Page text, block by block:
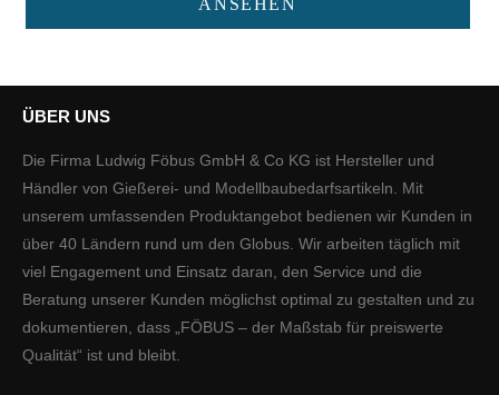
ANSEHEN
ÜBER UNS
Die Firma Ludwig Föbus GmbH & Co KG ist Hersteller und
Händler von Gießerei- und Modellbaubedarfsartikeln. Mit
unserem umfassenden Produktangebot bedienen wir Kunden in
über 40 Ländern rund um den Globus. Wir arbeiten täglich mit
viel Engagement und Einsatz daran, den Service und die
Beratung unserer Kunden möglichst optimal zu gestalten und zu
dokumentieren, dass „FÖBUS – der Maßstab für preiswerte
Qualität“ ist und bleibt.